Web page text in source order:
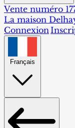
Vente numéro
La maison
Connexion
Français